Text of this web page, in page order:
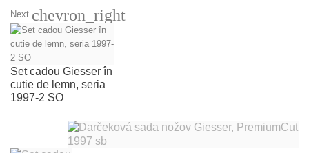
Next chevron_right
Set cadou Giesser în
cutie de lemn, seria
1997-2 SO